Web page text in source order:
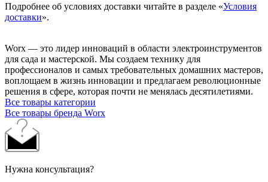
Подробнее об условиях доставки читайте в разделе «Условия
доставки».
Worx — это лидер инноваций в области электроинструментов
для сада и мастерcкой. Мы создаем технику для
профессионалов и самых требовательных домашних мастеров,
воплощаем в жизнь инновации и предлагаем революционные
решения в сфере, которая почти не менялась десятилетиями.
Все товары категории
Все товары бренда Worx
Нужна консультация?